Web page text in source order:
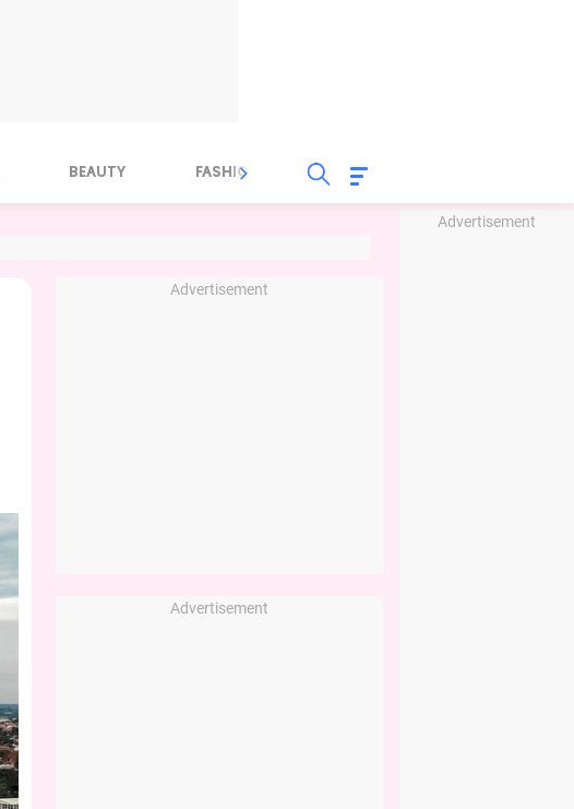
Advertisement
BEAUTY FASHION FOOD
Advertisement
Advertisement